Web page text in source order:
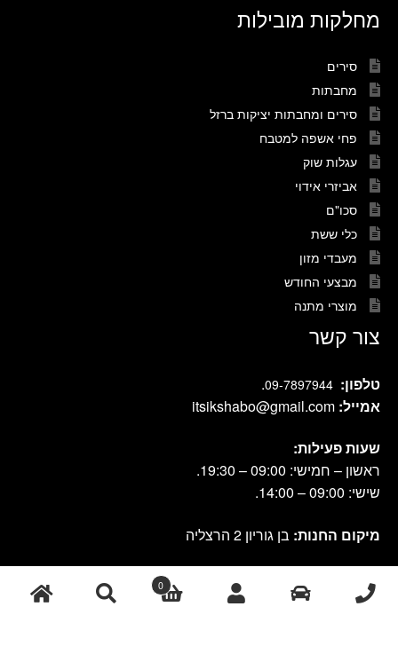
מחלקות מובילות
סירים
מחבתות
סירים ומחבתות יציקות ברזל
פחי אשפה למטבח
עגלות שוק
אביזרי אידוי
סכו"ם
כלי ששת
מעבדי מזון
מבצעי החודש
מוצרי מתנה
צור קשר
טלפון: 09-7897944
.
אמייל: itsikshabo@gmail.com
שעות פעילות:
ראשון – חמישי: 09:00 – 19:30.
שישי: 09:00 – 14:00.
מיקום החנות: בן גוריון 2 הרצליה
cook shop 2021 © אתר זה נבנה ועוצב על-ידי |אחסון
0